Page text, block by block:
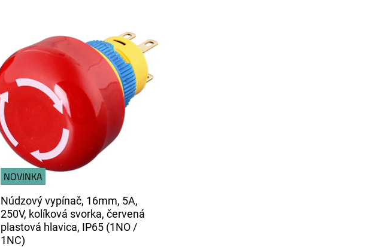
NOVINKA
Núdzový vypínač, 16mm, 5A,
250V, kolíková svorka, červená
plastová hlavica, IP65 (1NO /
1NC)